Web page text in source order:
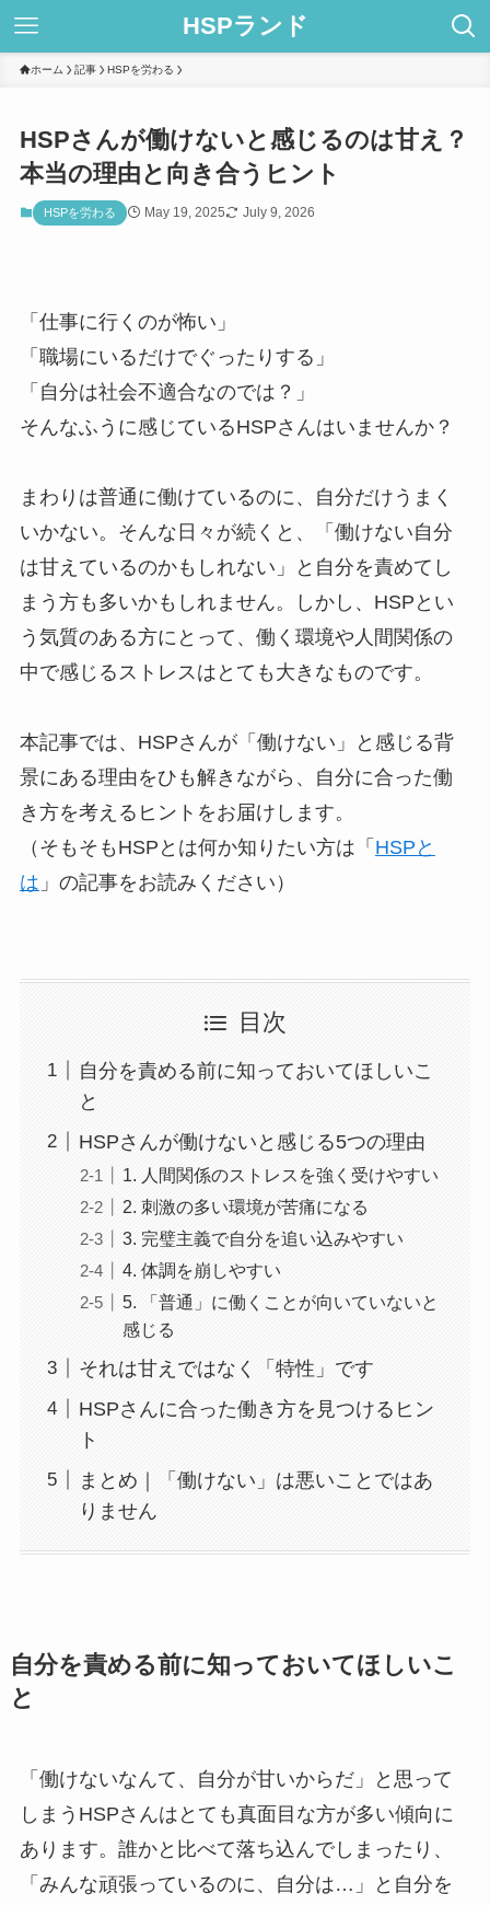
HSPランド
ホーム 記事 HSPを労わる
HSPさんが働けないと感じるのは甘え？
本当の理由と向き合うヒント
HSPを労わる May 19, 2025 July 9, 2026
「仕事に行くのが怖い」
「職場にいるだけでぐったりする」
「自分は社会不適合なのでは？」
そんなふうに感じているHSPさんはいませんか？
まわりは普通に働けているのに、自分だけうまく
いかない。そんな日々が続くと、「働けない自分
は甘えているのかもしれない」と自分を責めてし
まう方も多いかもしれません。しかし、HSPとい
う気質のある方にとって、働く環境や人間関係の
中で感じるストレスはとても大きなものです。
本記事では、HSPさんが「働けない」と感じる背
景にある理由をひも解きながら、自分に合った働
き方を考えるヒントをお届けします。
（そもそもHSPとは何か知りたい方は「 HSPと
は 」の記事をお読みください）
目次
自分を責める前に知っておいてほしいこ
と
HSPさんが働けないと感じる5つの理由
1. 人間関係のストレスを強く受けやすい
2. 刺激の多い環境が苦痛になる
3. 完璧主義で自分を追い込みやすい
4. 体調を崩しやすい
5. 「普通」に働くことが向いていないと
感じる
それは甘えではなく「特性」です
HSPさんに合った働き方を見つけるヒン
ト
まとめ｜「働けない」は悪いことではあ
りません
自分を責める前に知っておいてほしいこ
と
「働けないなんて、自分が甘いからだ」と思って
しまうHSPさんはとても真面目な方が多い傾向に
あります。誰かと比べて落ち込んでしまったり、
「みんな頑張っているのに、自分は…」と自分を